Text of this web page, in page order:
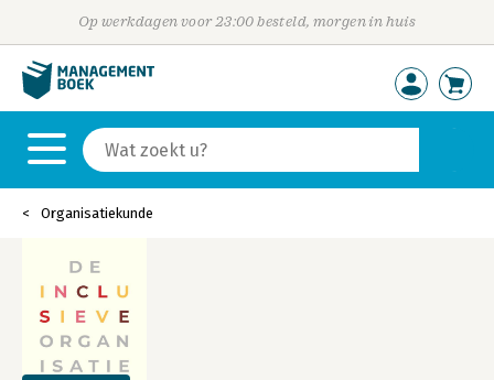
Op werkdagen voor 23:00 besteld, morgen in huis
Organisatiekunde